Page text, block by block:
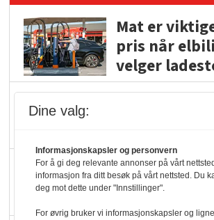
Mat er
pris når
velger
Potetball,
oktan
Dine valg:
Informasjonskapsler og personvern
For å gi deg relevante annonser på vårt
informasjon fra ditt besøk på vårt nettsted. Du
deg mot dette under "Innstillinger".
For øvrig bruker vi informasjonskapsler og